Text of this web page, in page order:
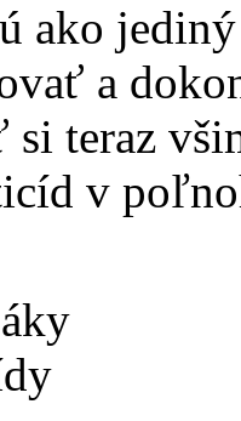
ako
a
si teraz
v